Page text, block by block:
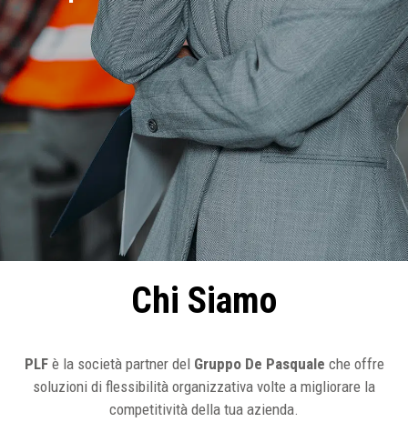
Chi Siamo
PLFè la società partner del Gruppo De Pasquale che offre
soluzioni di flessibilità organizzativa volte a migliorare la
competitività della tua azienda.